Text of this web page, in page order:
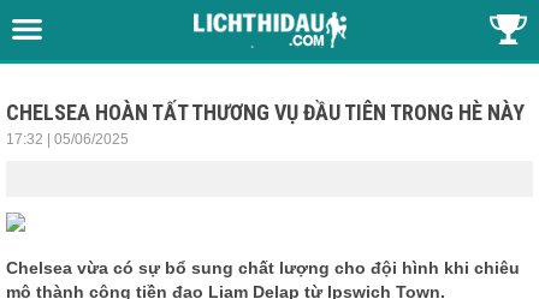
CHELSEA HOÀN TẤT THƯƠNG VỤ ĐẦU TIÊN TRONG HÈ NÀY
17:32 | 05/06/2025
Chelsea vừa có sự bổ sung chất lượng cho đội hình khi chiêu
mộ thành công tiền đạo Liam Delap từ Ipswich Town.